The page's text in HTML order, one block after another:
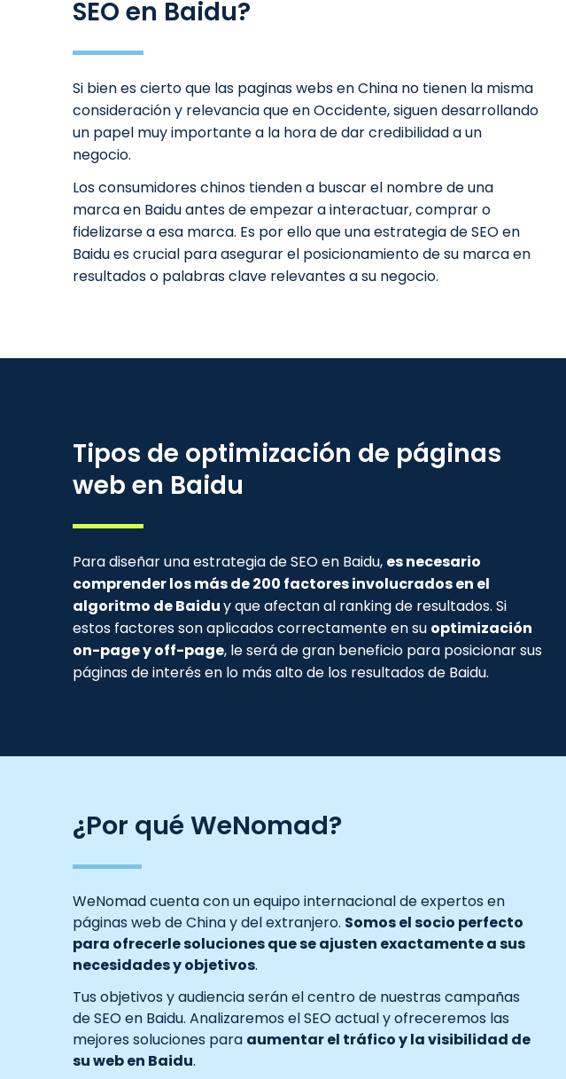
SEO en Baidu?
Si bien es cierto que las paginas webs en China no tienen la misma
consideración y relevancia que en Occidente, siguen desarrollando
un papel muy importante a la hora de dar credibilidad a un
negocio.
Los consumidores chinos tienden a buscar el nombre de una
marca en Baidu antes de empezar a interactuar, comprar o
fidelizarse a esa marca. Es por ello que una estrategia de SEO en
Baidu es crucial para asegurar el posicionamiento de su marca en
resultados o palabras clave relevantes a su negocio.
Tipos de optimización de páginas
web en Baidu
Para diseñar una estrategia de SEO en Baidu, es necesario
comprender los más de 200 factores involucrados en el
algoritmo de Baiduy que afectan al ranking de resultados. Si
estos factores son aplicados correctamente en su optimización
on-page y off-page, le será de gran beneficio para posicionar sus
páginas de interés en lo más alto de los resultados de Baidu.
¿Por qué WeNomad?
WeNomad cuenta con un equipo internacional de expertos en
páginas web de China y del extranjero. Somos el socio perfecto
para ofrecerle soluciones que se ajusten exactamente a sus
necesidades y objetivos.
Tus objetivos y audiencia serán el centro de nuestras campañas
de SEO en Baidu. Analizaremos el SEO actual y ofreceremos las
mejores soluciones para aumentar el tráfico y la visibilidad de
su web en Baidu.